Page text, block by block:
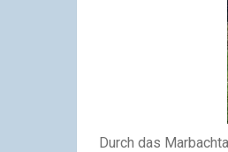
Durch das